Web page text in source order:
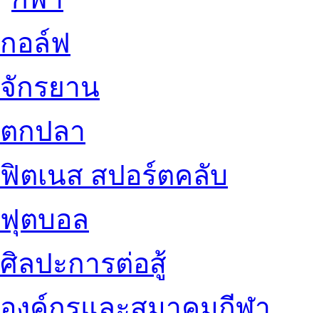
กอล์ฟ
จักรยาน
ตกปลา
ฟิตเนส สปอร์ตคลับ
ฟุตบอล
ศิลปะการต่อสู้